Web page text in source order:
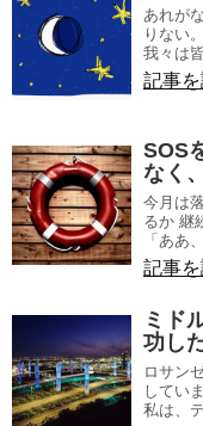
あれが
りない
我々は
記事
SOS
なく
今月は
るか 継
「ああ
記事
ミド
功し
ロサン
してい
私は、